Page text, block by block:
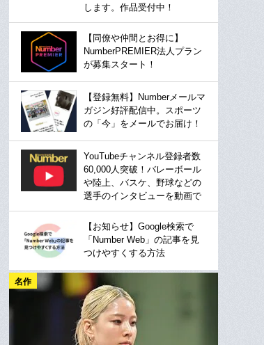
します。作品受付中！
【同僚や仲間とお得に】
NumberPREMIER法人プラン
が募集スタート！
【登録無料】Numberメールマ
ガジン好評配信中。スポーツ
の「今」をメールでお届け！
YouTubeチャンネル登録者数
60,000人突破！バレーボール
や陸上、バスケ、野球などの
選手のインタビューを動画で
【お知らせ】Google検索で
「Number Web」の記事を見
つけやすくする方法
名作